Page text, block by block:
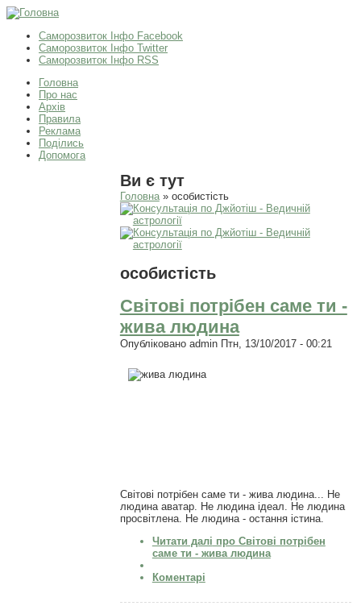
Саморозвиток Інфо Facebook
Саморозвиток Інфо Twitter
Саморозвиток Інфо RSS
Головна
Про нас
Архів
Правила
Реклама
Поділись
Допомога
Ви є тут
Головна» особистість
особистість
Світові потрібен саме ти -
жива людина
Опубліковано adminПтн, 13/10/2017 - 00:21
Світові потрібен саме ти - жива людина... Не
людина аватар. Не людина ідеал. Не людина
просвітлена. Не людина - остання істина.
Читати далі про Світові потрібен
саме ти - жива людина
Коментарі